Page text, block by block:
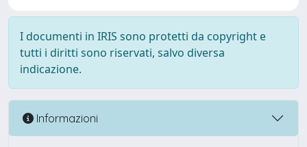
I documenti in IRIS sono protetti da copyright e
tutti i diritti sono riservati, salvo diversa
indicazione.
Informazioni